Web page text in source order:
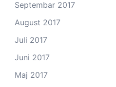
Septembar 2017
August 2017
Juli 2017
Juni 2017
Maj 2017